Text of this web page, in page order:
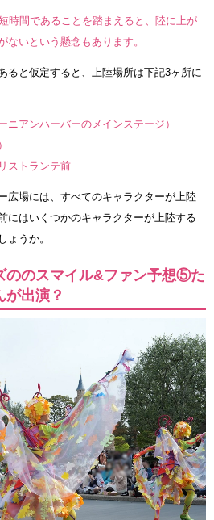
時間であることを踏まえると、陸に上が
ないという懸念もあります。
ると仮定すると、上陸場所は下記3ヶ所に
ニアンハーバーのメインステージ）
ストランテ前
広場には、すべてのキャラクターが上陸
にはいくつかのキャラクターが上陸する
ょうか。
ののスマイル&ファン予想⑤た
が出演？